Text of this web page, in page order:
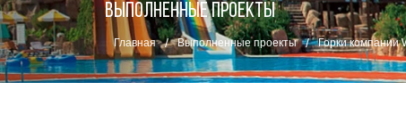
ВЫПОЛНЕННЫЕ ПРОЕКТЫ
Главная / Выполненные проекты / Горки компании